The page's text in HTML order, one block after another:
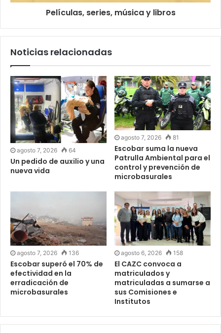
Películas, series, música y libros
Noticias relacionadas
agosto 7, 2026 64
Un pedido de auxilio y una
nueva vida
agosto 7, 2026 81
Escobar suma la nueva
Patrulla Ambiental para el
control y prevención de
microbasurales
agosto 7, 2026 136
Escobar superó el 70% de
efectividad en la
erradicación de
microbasurales
agosto 6, 2026 158
El CAZC convoca a
matriculados y
matriculadas a sumarse a
sus Comisiones e
Institutos